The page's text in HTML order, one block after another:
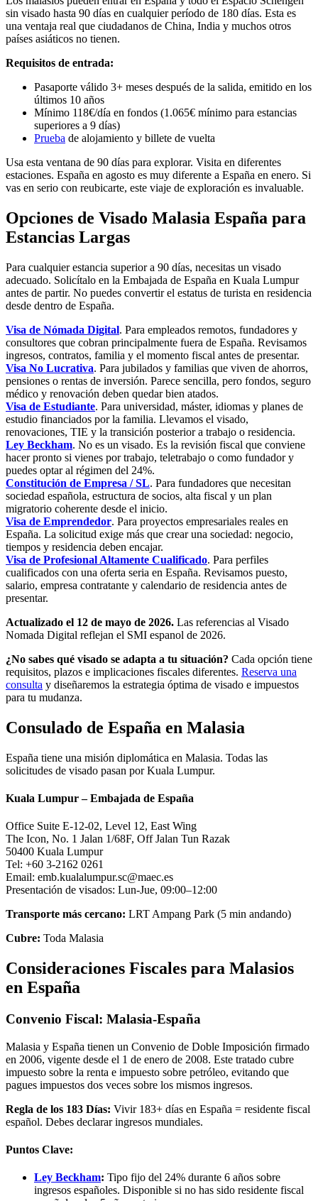
sin visado hasta 90 días en cualquier período de 180 días. Esta es
una ventaja real que ciudadanos de China, India y muchos otros
países asiáticos no tienen.
Requisitos de entrada:
Pasaporte válido 3+ meses después de la salida, emitido en los
últimos 10 años
Mínimo 118€/día en fondos (1.065€ mínimo para estancias
superiores a 9 días)
Prueba de alojamiento y billete de vuelta
Usa esta ventana de 90 días para explorar. Visita en diferentes
estaciones. España en agosto es muy diferente a España en enero. Si
vas en serio con reubicarte, este viaje de exploración es invaluable.
Opciones de Visado Malasia España para
Estancias Largas
Para cualquier estancia superior a 90 días, necesitas un visado
adecuado. Solicítalo en la Embajada de España en Kuala Lumpur
antes de partir. No puedes convertir el estatus de turista en residencia
desde dentro de España.
Visa de Nómada Digital. Para empleados remotos, fundadores y
consultores que cobran principalmente fuera de España. Revisamos
ingresos, contratos, familia y el momento fiscal antes de presentar.
Visa No Lucrativa. Para jubilados y familias que viven de ahorros,
pensiones o rentas de inversión. Parece sencilla, pero fondos, seguro
médico y renovación deben quedar bien atados.
Visa de Estudiante. Para universidad, máster, idiomas y planes de
estudio financiados por la familia. Llevamos el visado,
renovaciones, TIE y la transición posterior a trabajo o residencia.
Ley Beckham. No es un visado. Es la revisión fiscal que conviene
hacer pronto si vienes por trabajo, teletrabajo o como fundador y
puedes optar al régimen del 24%.
Constitución de Empresa / SL. Para fundadores que necesitan
sociedad española, estructura de socios, alta fiscal y un plan
migratorio coherente desde el inicio.
Visa de Emprendedor. Para proyectos empresariales reales en
España. La solicitud exige más que crear una sociedad: negocio,
tiempos y residencia deben encajar.
Visa de Profesional Altamente Cualificado. Para perfiles
cualificados con una oferta seria en España. Revisamos puesto,
salario, empresa contratante y calendario de residencia antes de
presentar.
Actualizado el 12 de mayo de 2026. Las referencias al Visado
Nomada Digital reflejan el SMI espanol de 2026.
¿No sabes qué visado se adapta a tu situación? Cada opción tiene
requisitos, plazos e implicaciones fiscales diferentes. Reserva una
consulta y diseñaremos la estrategia óptima de visado e impuestos
para tu mudanza.
Consulado de España en Malasia
España tiene una misión diplomática en Malasia. Todas las
solicitudes de visado pasan por Kuala Lumpur.
Kuala Lumpur – Embajada de España
Office Suite E-12-02, Level 12, East Wing
The Icon, No. 1 Jalan 1/68F, Off Jalan Tun Razak
50400 Kuala Lumpur
Tel: +60 3-2162 0261
Email: emb.kualalumpur.sc@maec.es
Presentación de visados: Lun-Jue, 09:00–12:00
Transporte más cercano: LRT Ampang Park (5 min andando)
Cubre: Toda Malasia
Consideraciones Fiscales para Malasios
en España
Convenio Fiscal: Malasia-España
Malasia y España tienen un Convenio de Doble Imposición firmado
en 2006, vigente desde el 1 de enero de 2008. Este tratado cubre
impuesto sobre la renta e impuesto sobre petróleo, evitando que
pagues impuestos dos veces sobre los mismos ingresos.
Regla de los 183 Días: Vivir 183+ días en España = residente fiscal
español. Debes declarar ingresos mundiales.
Puntos Clave:
Ley Beckham: Tipo fijo del 24% durante 6 años sobre
ingresos españoles. Disponible si no has sido residente fiscal